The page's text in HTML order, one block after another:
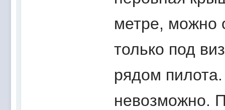
метре, можно
только под
рядом
невозможно.